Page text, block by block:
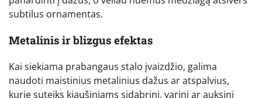
subtilus ornamentas.
Metalinis ir blizgus efektas
Kai siekiama prabangaus stalo įvaizdžio, galima
naudoti maistinius metalinius dažus ar atspalvius,
kurie suteiks kiaušiniams sidabrinį, varinį ar auksinį